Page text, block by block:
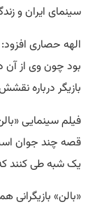
سینمای ایران و
الهه حصاری
بود چون وی از آن
بازیگر درباره
فیلم سینمایی
قصه چند جوان
یک شبه طی کنند
«بالن» بازیگرانی